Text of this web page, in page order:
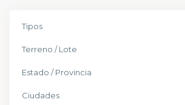
Tipos
Terreno / Lote
Estado / Provincia
Ciudades